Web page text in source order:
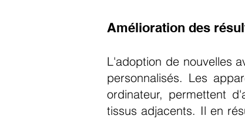
Amélioration des
L'adoption de nouvelles
personnalisés. Les
ordinateur, permettent
tissus adjacents. Il en